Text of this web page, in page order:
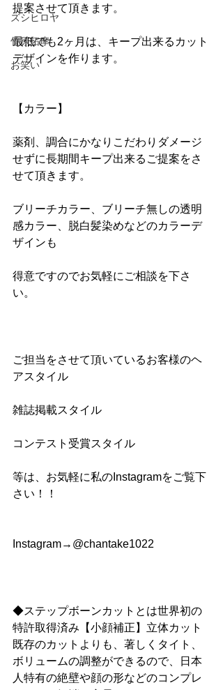
ズシヒロヤ
竹原拓摩
お笑い
提案させて頂きます。
最低でも2ヶ月は、キープ出来るカット
デザインを作ります。
【カラー】
薬剤、調合にかなりこだわりダメージ
せずに長期間キープ出来るご提案をさ
せて頂きます。
ブリーチカラー、ブリーチ無しの透明
感カラー、脱白髪染めなどのカラーデ
ザインも
得意ですのでお気軽にご相談を下さ
い。
ご担当をさせて頂いているお客様のヘ
アスタイル
雑誌掲載スタイル
コンテスト受賞スタイル
等は、お気軽に私のInstagramをご覧下
さい！！
Instagram→@chantake1022
◆ステップボーンカットとは世界初の
特許取得済み【小顔補正】立体カット
既存のカットよりも、著しくタイト、
ボリュームの調整ができるので、日本
人特有の絶壁や顔の形などのコンプレ